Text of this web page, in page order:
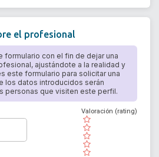
el profesional
formulario con el fin de dejar una
ajustándote a la realidad y
este formulario para solicitar una
los datos introducidos serán
personas que visiten este perfil.
( )
( )
( )
( )
( )
Valoración (rating)